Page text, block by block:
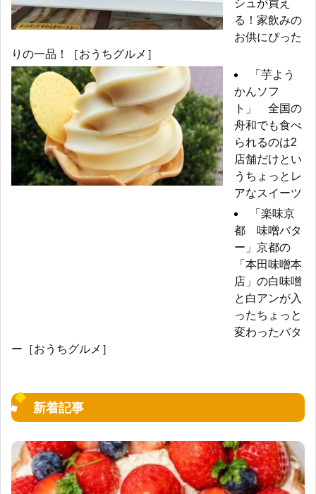
シュが買え
る！家飲みの
お供にぴった
りの一品！［おうちグルメ］
「芋よう
かんソフ
ト」 全国の
舟和でも食べ
られるのは2
店舗だけとい
うちょっとレ
アなスイーツ
「楽味京
都 味噌バタ
ー」京都の
「本田味噌本
店」の白味噌
と白アンが入
ったちょっと
変わったバタ
ー［おうちグルメ］
新着記事